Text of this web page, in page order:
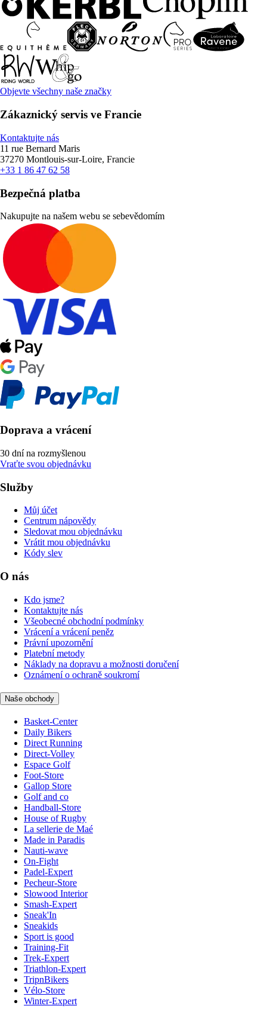
Objevte všechny naše značky
Zákaznický servis ve Francie
Kontaktujte nás
11 rue Bernard Maris
37270 Montlouis-sur-Loire, Francie
+33 1 86 47 62 58
Bezpečná platba
Nakupujte na našem webu se sebevědomím
Doprava a vrácení
30 dní na rozmyšlenou
Vraťte svou objednávku
Služby
Můj účet
Centrum nápovědy
Sledovat mou objednávku
Vrátit mou objednávku
Kódy slev
O nás
Kdo jsme?
Kontaktujte nás
Všeobecné obchodní podmínky
Vrácení a vrácení peněz
Právní upozornění
Platební metody
Náklady na dopravu a možnosti doručení
Oznámení o ochraně soukromí
Naše obchody
Basket-Center
Daily Bikers
Direct Running
Direct-Volley
Espace Golf
Foot-Store
Gallop Store
Golf and co
Handball-Store
House of Rugby
La sellerie de Maé
Made in Paradis
Nauti-wave
On-Fight
Padel-Expert
Pecheur-Store
Slowood Interior
Smash-Expert
Sneak'In
Sneakids
Sport is good
Training-Fit
Trek-Expert
Triathlon-Expert
TripnBikers
Vélo-Store
Winter-Expert